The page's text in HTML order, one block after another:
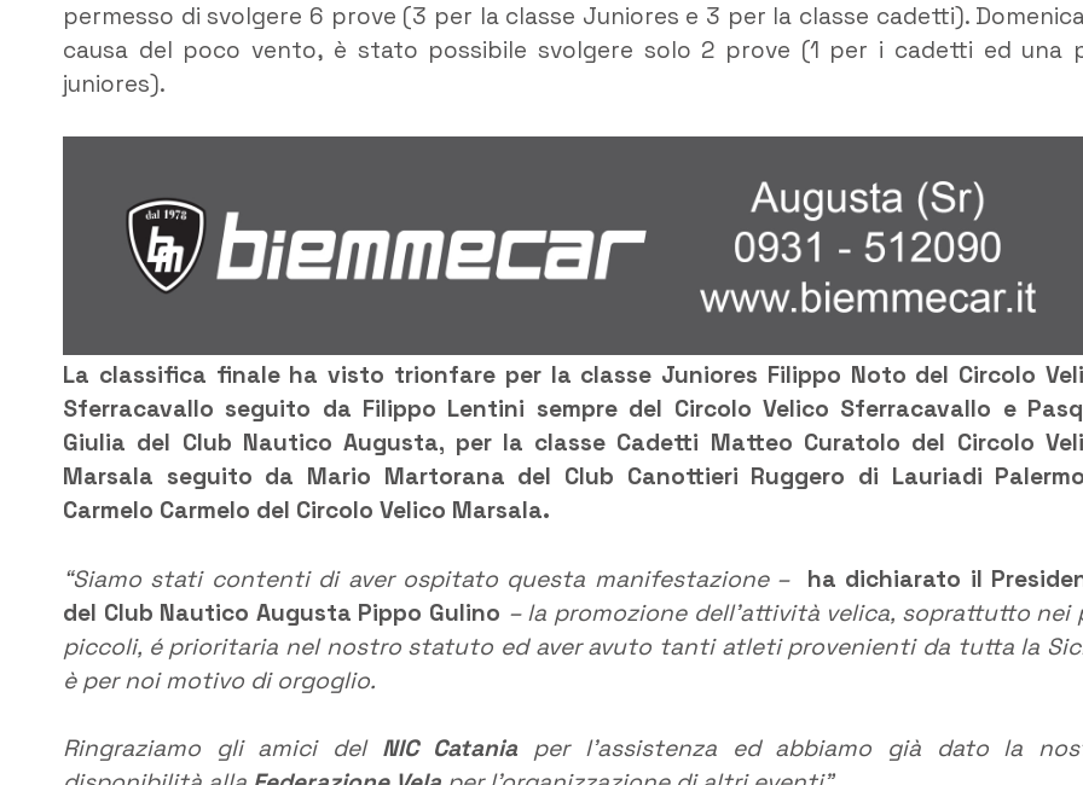
permesso di svolgere 6 prove (3 per la classe Juniores e 3 per la classe cadetti).
causa del poco vento, è stato possibile svolgere solo 2 prove (1 per i cadetti ed una
juniores).
La classifica finale ha visto trionfare per la classe Juniores Filippo Noto del Circolo
Sferracavallo seguito da Filippo Lentini sempre del Circolo Velico Sferracavallo e
Giulia del Club Nautico Augusta, per la classe Cadetti Matteo Curatolo del Circolo
Marsala seguito da Mario Martorana del Club Canottieri Ruggero di Lauriadi
Carmelo Carmelo del Circolo Velico Marsala.
“Siamo stati contenti di aver ospitato questa manifestazione – ha dichiarato il
del Club Nautico Augusta Pippo Gulino – la promozione dell’attività velica, soprattutto nei
piccoli, é prioritaria nel nostro statuto ed aver avuto tanti atleti provenienti da tutta la
è per noi motivo di orgoglio.
Ringraziamo gli amici del NIC Catania per l’assistenza ed abbiamo già dato la